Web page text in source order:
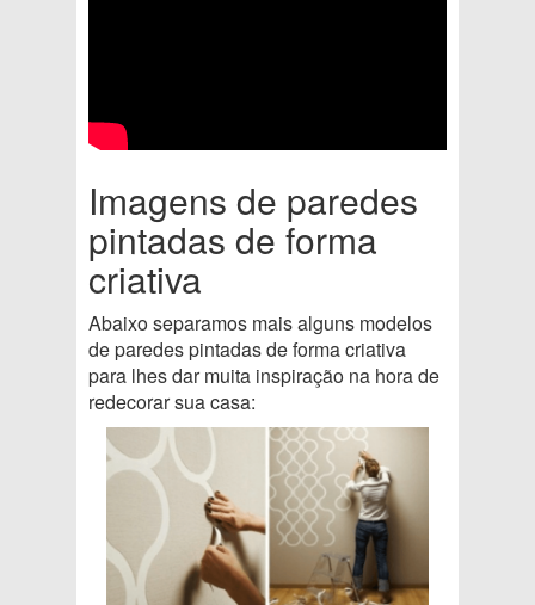
Imagens de paredes
pintadas de forma
criativa
Abaixo separamos mais alguns modelos
de paredes pintadas de forma criativa
para lhes dar muita inspiração na hora de
redecorar sua casa: